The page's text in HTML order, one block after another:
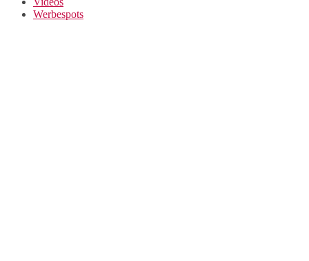
Werbespots